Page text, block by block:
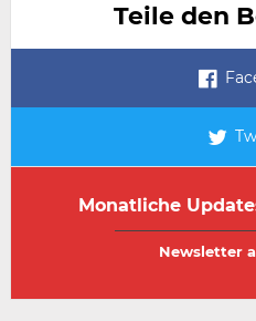
Teile den
Monatliche